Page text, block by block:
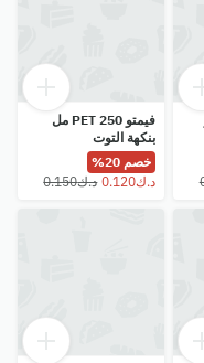
فيمتو PET 250 مل
بنكهة التوت
خصم 20%
⁦د.ك0.150⁩